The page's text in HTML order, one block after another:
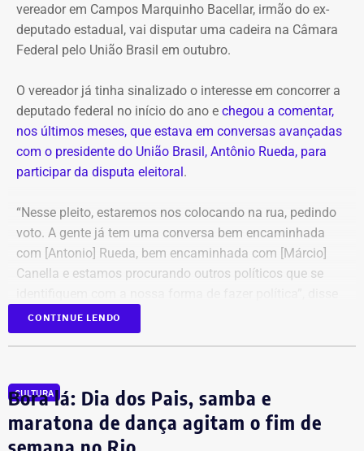
vereador em Campos Marquinho Bacellar, irmão do ex-
deputado estadual, vai disputar uma cadeira na Câmara
Federal pelo União Brasil em outubro.
O vereador já tinha sinalizado o interesse em concorrer a
deputado federal no início do ano e chegou a comentar,
nos últimos meses, que estava em conversas avançadas
com o presidente do União Brasil, Antônio Rueda, para
participar da disputa eleitoral.
“Nesse pleito, estaremos nos colocando na rua, pedindo
voto. A gente já tem uma conversa bem encaminhada
com [Antonio] Rueda, bem encaminhada com [Márcio]
Canella e estamos procurando outros políticos que se
Marquinho Bacellar, durante sessão da Câmara de
Campos.
Patrimônio de Marquinho Bacellar foi
de R$ 25 mil a mais de R$ 800 mil
CONTINUE LENDO
CULTURA
Bora lá: Dia dos Pais, samba e
maratona de dança agitam o fim de
semana no Rio